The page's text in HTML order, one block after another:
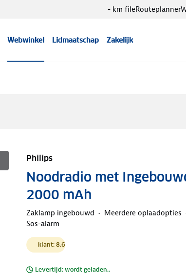
Webwinkel Lidmaatschap Zakelijk
- km fileRouteplanner
Philips
Noodradio met
2000 mAh
Zaklamp ingebouwd Meerdere oplaadopties
Sos-alarm
klant: 8.6
Levertijd: wordt geladen..